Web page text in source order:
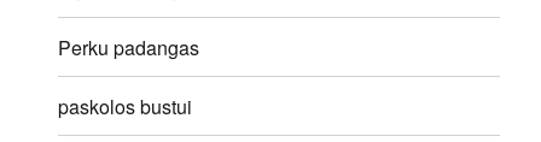
Perku padangas
paskolos bustui